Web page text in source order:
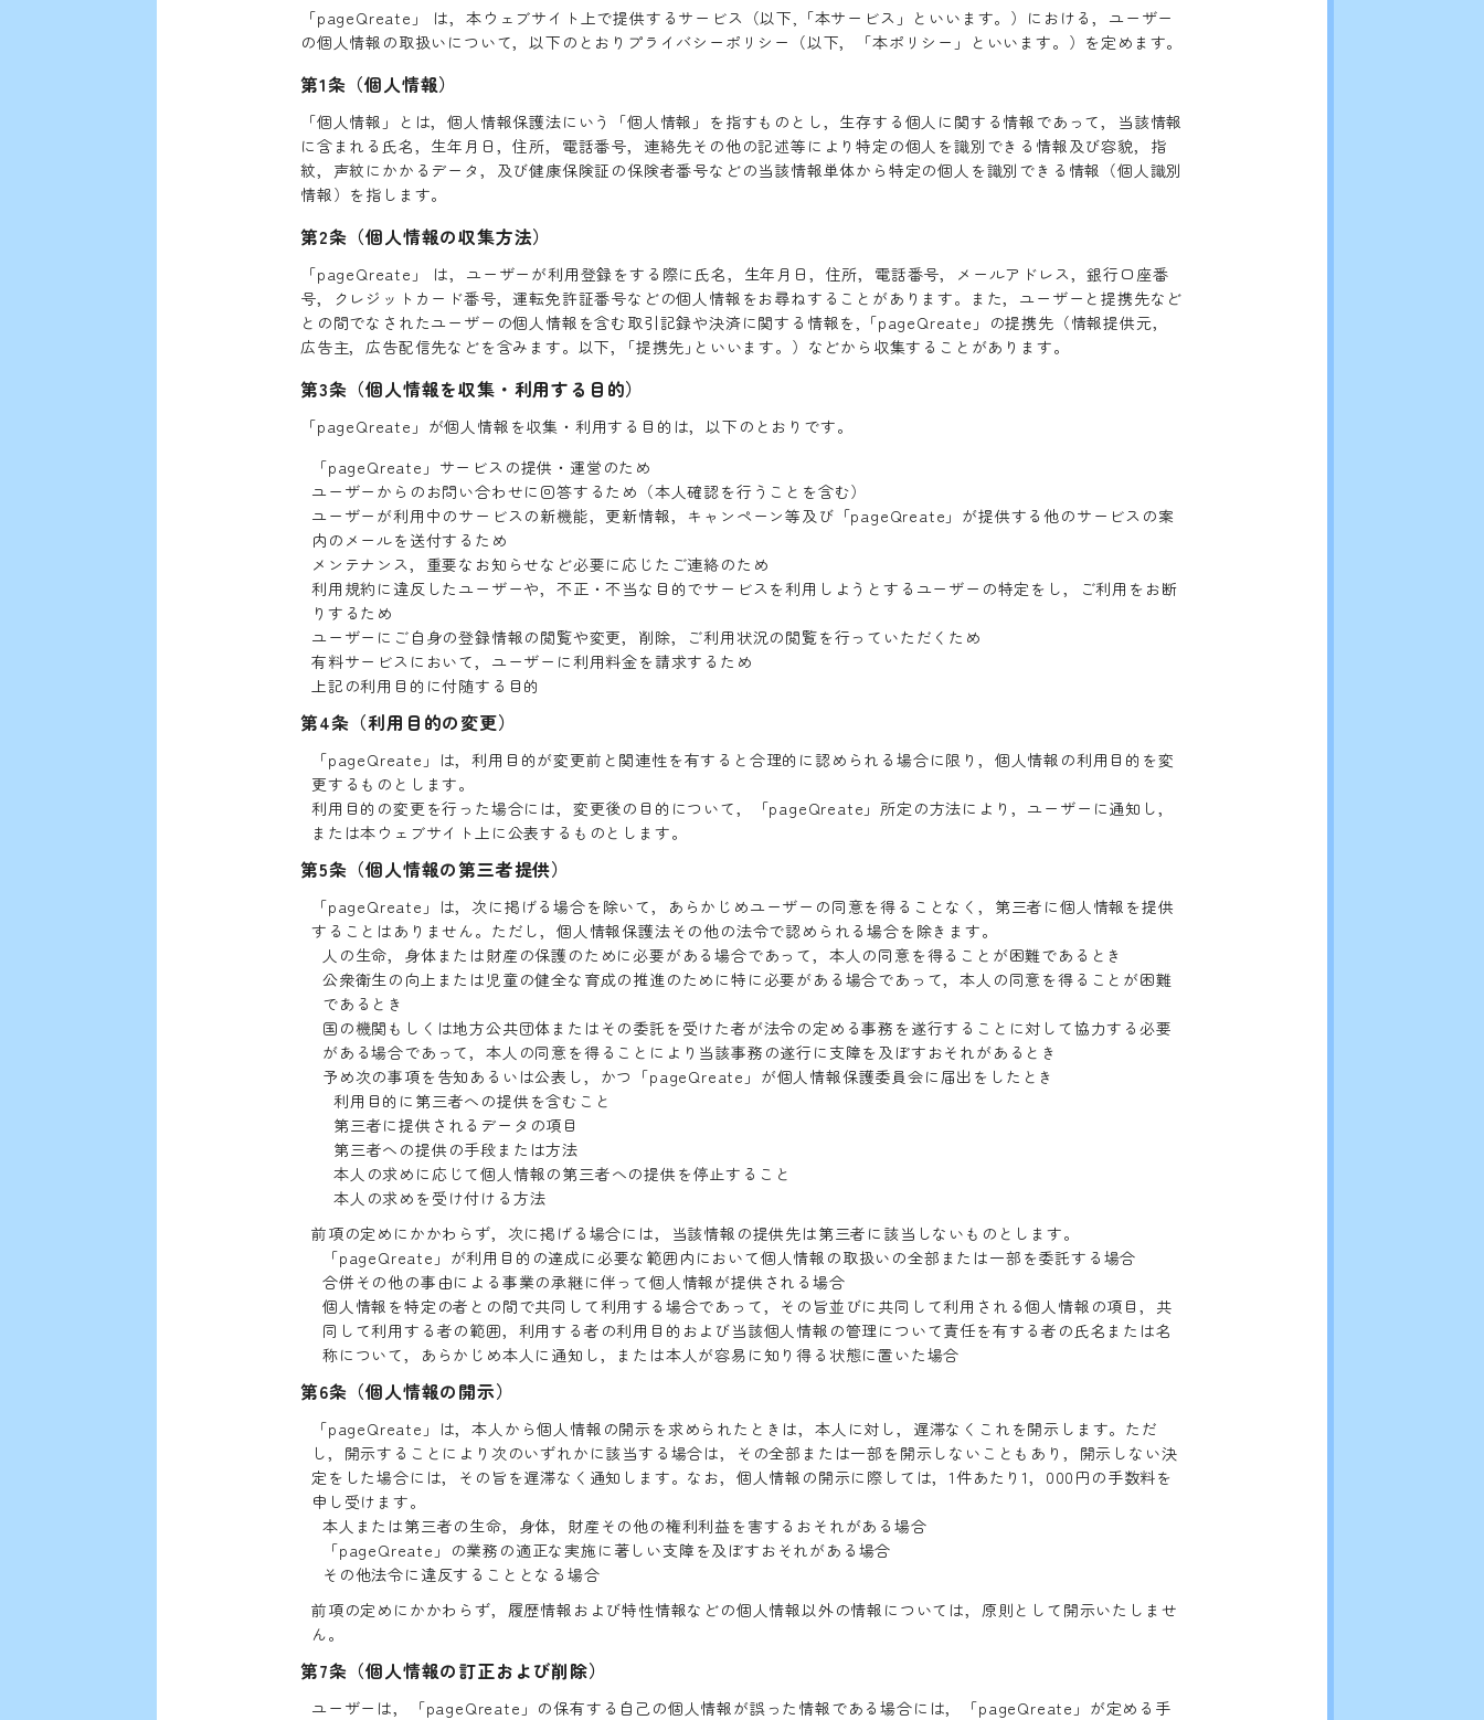
policy
privacy-policy privacy-policy privacy-
「pageQreate」 は，本ウェブサイト上で提供するサービス（以下,「本サービス」といいます。）における，ユーザー
の個人情報の取扱いについて，以下のとおりプライバシーポリシー（以下，「本ポリシー」といいます。）を定めます。
第1条（個人情報）
「個人情報」とは，個人情報保護法にいう「個人情報」を指すものとし，生存する個人に関する情報であって，当該情報
に含まれる氏名，生年月日，住所，電話番号，連絡先その他の記述等により特定の個人を識別できる情報及び容貌，指
紋，声紋にかかるデータ，及び健康保険証の保険者番号などの当該情報単体から特定の個人を識別できる情報（個人識別
情報）を指します。
第2条（個人情報の収集方法）
「pageQreate」 は，ユーザーが利用登録をする際に氏名，生年月日，住所，電話番号，メールアドレス，銀行口座番
号，クレジットカード番号，運転免許証番号などの個人情報をお尋ねすることがあります。また，ユーザーと提携先など
との間でなされたユーザーの個人情報を含む取引記録や決済に関する情報を,「pageQreate」の提携先（情報提供元，
広告主，広告配信先などを含みます。以下，｢提携先｣といいます。）などから収集することがあります。
第3条（個人情報を収集・利用する目的）
「pageQreate」が個人情報を収集・利用する目的は，以下のとおりです。
「pageQreate」サービスの提供・運営のため
ユーザーからのお問い合わせに回答するため（本人確認を行うことを含む）
ユーザーが利用中のサービスの新機能，更新情報，キャンペーン等及び「pageQreate」が提供する他のサービスの案
内のメールを送付するため
メンテナンス，重要なお知らせなど必要に応じたご連絡のため
利用規約に違反したユーザーや，不正・不当な目的でサービスを利用しようとするユーザーの特定をし，ご利用をお断
りするため
ユーザーにご自身の登録情報の閲覧や変更，削除，ご利用状況の閲覧を行っていただくため
有料サービスにおいて，ユーザーに利用料金を請求するため
上記の利用目的に付随する目的
第4条（利用目的の変更）
「pageQreate」は，利用目的が変更前と関連性を有すると合理的に認められる場合に限り，個人情報の利用目的を変
更するものとします。
利用目的の変更を行った場合には，変更後の目的について，「pageQreate」所定の方法により，ユーザーに通知し，
または本ウェブサイト上に公表するものとします。
第5条（個人情報の第三者提供）
「pageQreate」は，次に掲げる場合を除いて，あらかじめユーザーの同意を得ることなく，第三者に個人情報を提供
することはありません。ただし，個人情報保護法その他の法令で認められる場合を除きます。
人の生命，身体または財産の保護のために必要がある場合であって，本人の同意を得ることが困難であるとき
公衆衛生の向上または児童の健全な育成の推進のために特に必要がある場合であって，本人の同意を得ることが困難
であるとき
国の機関もしくは地方公共団体またはその委託を受けた者が法令の定める事務を遂行することに対して協力する必要
がある場合であって，本人の同意を得ることにより当該事務の遂行に支障を及ぼすおそれがあるとき
予め次の事項を告知あるいは公表し，かつ「pageQreate」が個人情報保護委員会に届出をしたとき
利用目的に第三者への提供を含むこと
第三者に提供されるデータの項目
第三者への提供の手段または方法
本人の求めに応じて個人情報の第三者への提供を停止すること
本人の求めを受け付ける方法
前項の定めにかかわらず，次に掲げる場合には，当該情報の提供先は第三者に該当しないものとします。
「pageQreate」が利用目的の達成に必要な範囲内において個人情報の取扱いの全部または一部を委託する場合
合併その他の事由による事業の承継に伴って個人情報が提供される場合
個人情報を特定の者との間で共同して利用する場合であって，その旨並びに共同して利用される個人情報の項目，共
同して利用する者の範囲，利用する者の利用目的および当該個人情報の管理について責任を有する者の氏名または名
称について，あらかじめ本人に通知し，または本人が容易に知り得る状態に置いた場合
第6条（個人情報の開示）
「pageQreate」は，本人から個人情報の開示を求められたときは，本人に対し，遅滞なくこれを開示します。ただ
し，開示することにより次のいずれかに該当する場合は，その全部または一部を開示しないこともあり，開示しない決
定をした場合には，その旨を遅滞なく通知します。なお，個人情報の開示に際しては，1件あたり1，000円の手数料を
申し受けます。
本人または第三者の生命，身体，財産その他の権利利益を害するおそれがある場合
「pageQreate」の業務の適正な実施に著しい支障を及ぼすおそれがある場合
その他法令に違反することとなる場合
前項の定めにかかわらず，履歴情報および特性情報などの個人情報以外の情報については，原則として開示いたしませ
ん。
第7条（個人情報の訂正および削除）
ユーザーは，「pageQreate」の保有する自己の個人情報が誤った情報である場合には，「pageQreate」が定める手